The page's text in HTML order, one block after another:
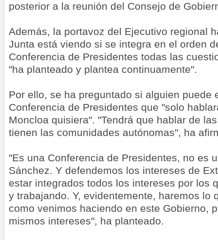
posterior a la reunión del Consejo de
Además, la portavoz del Ejecutivo regional
Junta está viendo si se integra en el orden
Conferencia de Presidentes todas las
"ha planteado y plantea continuamente".
Por ello, se ha preguntado si alguien puede
Conferencia de Presidentes que "solo
Moncloa quisiera". "Tendrá que hablar de
tienen las comunidades autónomas", ha
"Es una Conferencia de Presidentes, no es
Sánchez. Y defendemos los intereses de
estar integrados todos los intereses por los
y trabajando. Y, evidentemente, haremos lo
como venimos haciendo en este Gobierno,
mismos intereses", ha planteado.